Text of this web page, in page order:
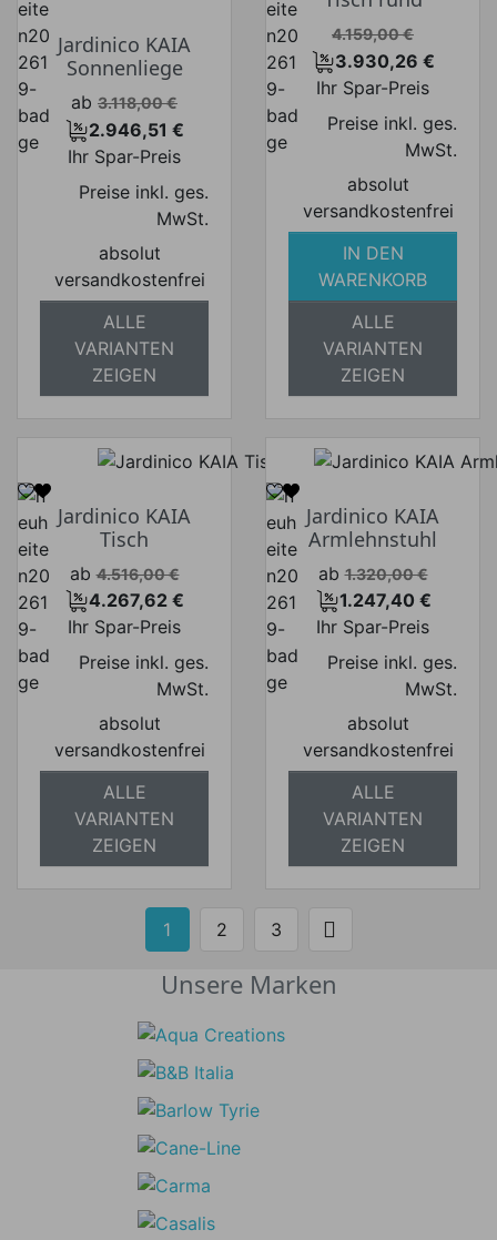
Jardinico KAIA
Sonnenliege
Verkaufspreis
ab 3.118,00 €
Preis
2.946,51 €
Ihr Spar-Preis
Preise inkl. ges.
MwSt.
absolut
versandkostenfrei
ALLE
VARIANTEN
ZEIGEN
Verkaufspreis
4.159,00 €
Preis
3.930,26 €
Ihr Spar-Preis
Preise inkl. ges.
MwSt.
absolut
versandkostenfrei
IN DEN
WARENKORB
ALLE
VARIANTEN
ZEIGEN
Jardinico KAIA
Tisch
Verkaufspreis
ab 4.516,00 €
Preis
4.267,62 €
Ihr Spar-Preis
Preise inkl. ges.
MwSt.
absolut
versandkostenfrei
ALLE
VARIANTEN
ZEIGEN
Jardinico KAIA
Armlehnstuhl
Verkaufspreis
ab 1.320,00 €
Preis
1.247,40 €
Ihr Spar-Preis
Preise inkl. ges.
MwSt.
absolut
versandkostenfrei
ALLE
VARIANTEN
ZEIGEN
1 2 3 Weiter

Unsere Marken